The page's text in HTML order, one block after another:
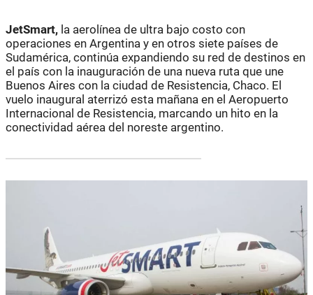
JetSmart, la aerolínea de ultra bajo costo con
operaciones en Argentina y en otros siete países de
Sudamérica, continúa expandiendo su red de destinos en
el país con la inauguración de una nueva ruta que une
Buenos Aires con la ciudad de Resistencia, Chaco. El
vuelo inaugural aterrizó esta mañana en el Aeropuerto
Internacional de Resistencia, marcando un hito en la
conectividad aérea del noreste argentino.